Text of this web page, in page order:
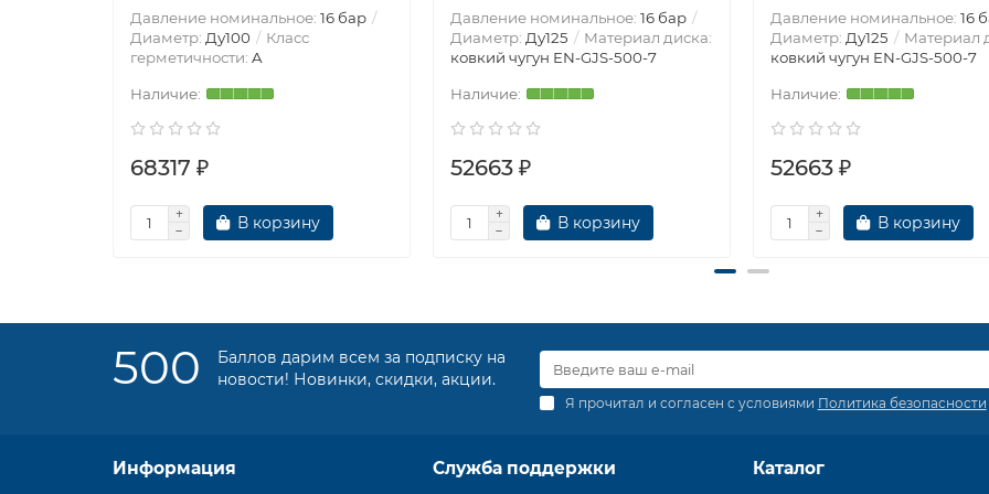
Давление номинальное: 16 бар
Диаметр: Ду100
Класс
герметичности: A
68317 ₽
В корзину
Давление номинальное: 16 бар
Диаметр: Ду125
Материал диска:
ковкий чугун EN-GJS-500-7
52663 ₽
В корзину
Давление номинальное: 16
Диаметр: Ду125
Материал
ковкий чугун EN-GJS-500-7
52663 ₽
В корзину
500
Баллов дарим всем за подписку на
новости! Новинки, скидки, акции.
Я прочитал и согласен с условиями Политика безопасности
Информация Служба поддержки Каталог